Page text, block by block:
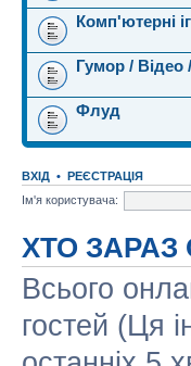
Комп'ютерні
Гумор / Відео
Флуд
ВХІД • РЕЄСТРАЦІЯ
Ім'я користувача:
ХТО
Всього
гостей (Ця